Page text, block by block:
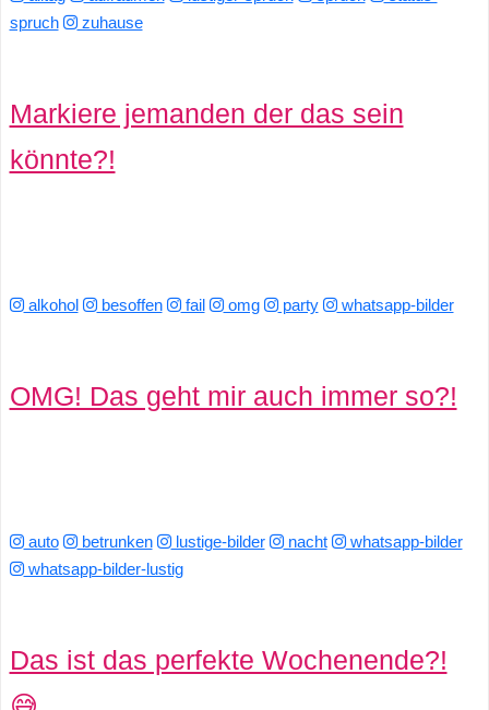
o
m
S
spruch
zuhause
Markiere jemanden der das sein
könnte?!
alkohol besoffen fail omg party whatsapp-bilder
OMG! Das geht mir auch immer so?!
auto betrunken lustige-bilder nacht
whatsapp-bilder
whatsapp-bilder-lustig
Das ist das perfekte Wochenende?!